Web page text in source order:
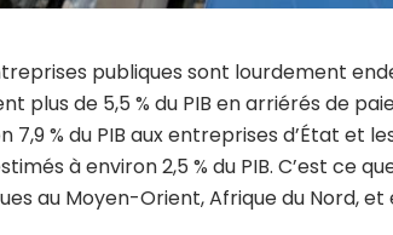
publiques sont lourdement
plus de 5,5 % du PIB en arriérés de
7,9 % du PIB aux entreprises d’État et
à environ 2,5 % du PIB. C’est ce
au Moyen-Orient, Afrique du Nord,